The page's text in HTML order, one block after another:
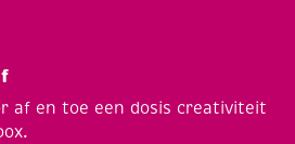
af en toe een dosis creativiteit